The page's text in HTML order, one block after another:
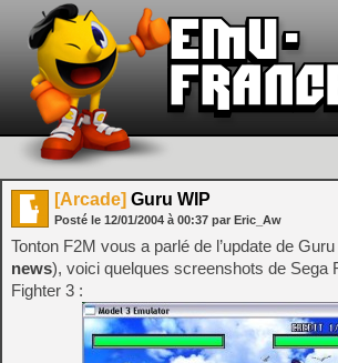
[Arcade] Guru WIP
Posté le 12/01/2004 à 00:37 par Eric_Aw
Tonton F2M vous a parlé de l’update de
news), voici quelques screenshots de Sega
Fighter 3 :